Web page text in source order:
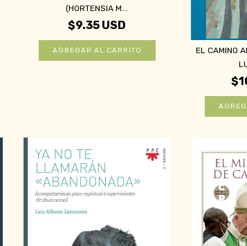
(HORTENSIA M...
$9.35 USD
EL CAMINO